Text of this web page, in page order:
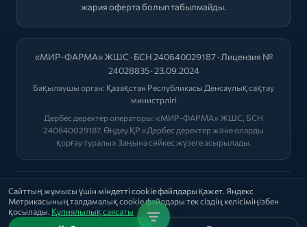
Сайттың жұмысы үшін міндетті cookie файлдары қажет. Яндекс
Метрикасының талдамалық cookie файлдары тек сіздің келісіміңізбен
қосылады. Құпиялылық саясаты
жария оферта болып табылмайды.
«МИР-ФАРМА» ЖШС · БСН 240640029187 · Лицензия №
24028835 · 23.09.2024
Бақылаушы орган: Қазақстан Республикасы Денсаулық сақтау
министрлігі
Дербес деректер операторы: «МИР-ФАРМА» ЖШС, БСН
240640029187. Өңдеу ҚР «Дербес деректер және оларды
қорғау туралы» Заңына сәйкес жүзеге асырылады.
2026 © "МИР-ФАРМА"
Саясат | Оферта | Лицензиялар